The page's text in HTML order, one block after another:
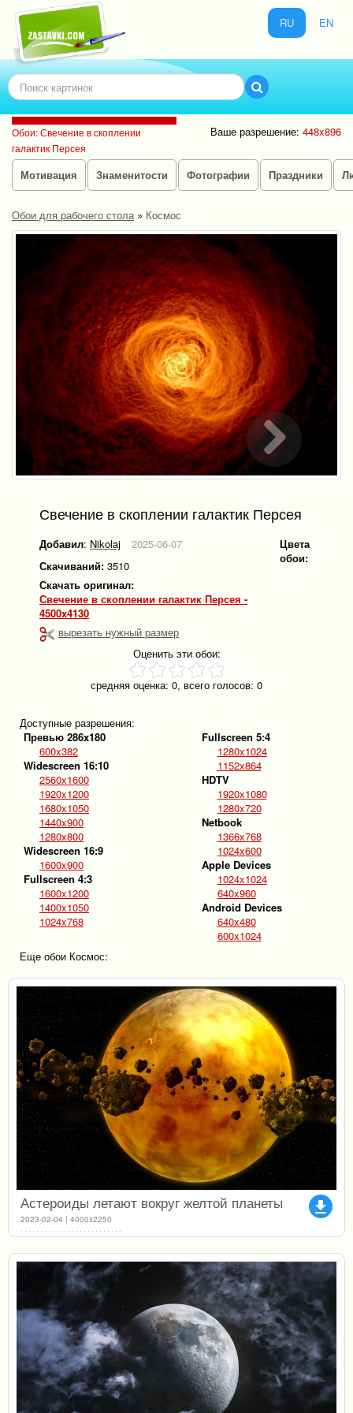
RU EN
Обои: Свечение в скоплении
галактик Персея
Ваше разрешение: 448x896
Мотивация Знаменитости Фотографии Праздники
Обои для рабочего стола» Космос
Свечение в скоплении галактик Персея
Добавил: Nikolaj
2025-06-07
Скачиваний: 3510
Скачать оригинал:
Свечение в скоплении галактик Персея -
4500x4130
вырезать нужный размер
Цвета
обои:
Оценить эти обои:
средняя оценка: 0, всего голосов: 0
Доступные разрешения:
Превью 286x180
600x382
Widescreen 16:10
2560x1600
1920x1200
1680x1050
1440x900
1280x800
Widescreen 16:9
1600x900
Fullscreen 4:3
1600x1200
1400x1050
1024x768
Fullscreen 5:4
1280x1024
1152x864
HDTV
1920x1080
1280x720
Netbook
1366x768
1024x600
Apple Devices
1024x1024
640x960
Android Devices
640x480
600x1024
Еще обои Космос:
file_download
Астероиды летают вокруг желтой планеты
2023-02-04 | 4000x2250